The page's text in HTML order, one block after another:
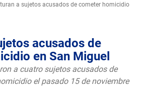
a sujetos acusados de cometer homicidio
acusados de
en San Miguel
a cuatro sujetos acusados de
el pasado 15 de noviembre